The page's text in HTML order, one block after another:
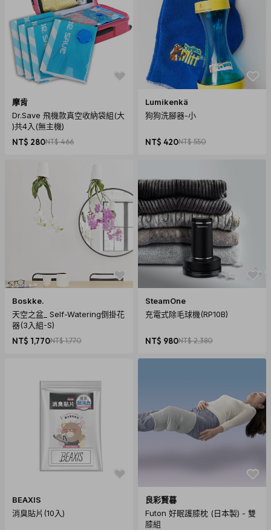
摩肯
Dr.Save 飛機款真空收納袋組(大
)共4入(無主機)
NT$ 280NT$ 466
Lumikenkä
狗狗洗腳器-小
NT$ 420NT$ 550
Boskke.
天空之盆_ Self-Watering倒掛花
器(3入組-S)
NT$ 1,770NT$ 1,770
SteamOne
充電式除毛球機(RP10B)
NT$ 980NT$ 2,380
BEAXIS
消臭貼片(10入)
良彩賢暮
Futon 好眠護膝枕 (日本製) - 雙
膝組